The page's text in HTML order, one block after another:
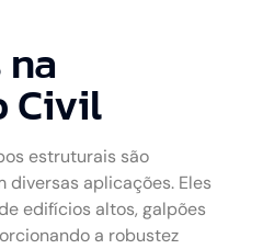
Civil
estruturais são
diversas aplicações. Eles
edifícios altos, galpões
a robustez